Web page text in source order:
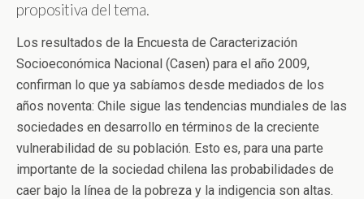
propositiva del tema.
Los resultados de la Encuesta de Caracterización
Socioeconómica Nacional (Casen) para el año 2009,
confirman lo que ya sabíamos desde mediados de los
años noventa: Chile sigue las tendencias mundiales de las
sociedades en desarrollo en términos de la creciente
vulnerabilidad de su población. Esto es, para una parte
importante de la sociedad chilena las probabilidades de
caer bajo la línea de la pobreza y la indigencia son altas.